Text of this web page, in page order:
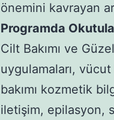
önemini kavrayan
Programda
Cilt Bakımı ve
uygulamaları,
bakımı kozmetik
iletişim, epilasyon,